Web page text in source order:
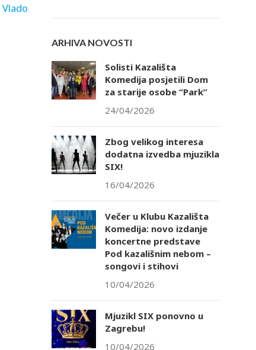
Vlado
ARHIVA NOVOSTI
Solisti Kazališta
Komedija posjetili Dom
za starije osobe “Park”
24/04/2026
Zbog velikog interesa
dodatna izvedba mjuzikla
SIX!
16/04/2026
Večer u Klubu Kazališta
Komedija: novo izdanje
koncertne predstave
Pod kazališnim nebom –
songovi i stihovi
10/04/2026
Mjuzikl SIX ponovno u
Zagrebu!
10/04/2026